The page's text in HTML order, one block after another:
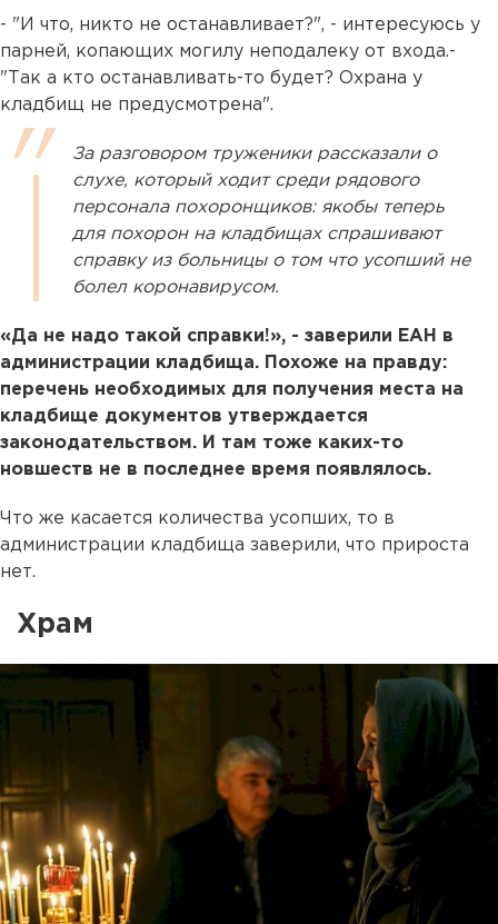
- "И что, никто не останавливает?", - интересуюсь у
парней, копающих могилу неподалеку от входа.-
"Так а кто останавливать-то будет? Охрана у
кладбищ не предусмотрена".
За разговором труженики рассказали о
слухе, который ходит среди рядового
персонала похоронщиков: якобы теперь
для похорон на кладбищах спрашивают
справку из больницы о том что усопший не
болел коронавирусом.
«Да не надо такой справки!», - заверили ЕАН в
администрации кладбища. Похоже на правду:
перечень необходимых для получения места на
кладбище документов утверждается
законодательством. И там тоже каких-то
новшеств не в последнее время появлялось.
Что же касается количества усопших, то в
администрации кладбища заверили, что прироста
нет.
Храм